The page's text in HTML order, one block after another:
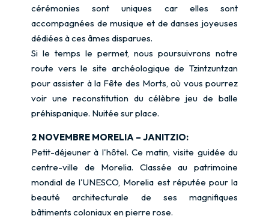
cérémonies sont uniques car elles sont
accompagnées de musique et de danses joyeuses
dédiées à ces âmes disparues.
Si le temps le permet, nous poursuivrons notre
route vers le site archéologique de Tzintzuntzan
pour assister à la Fête des Morts, où vous pourrez
voir une reconstitution du célèbre jeu de balle
préhispanique. Nuitée sur place.
2 NOVEMBRE MORELIA – JANITZIO:
Petit-déjeuner à l'hôtel. Ce matin, visite guidée du
centre-ville de Morelia. Classée au patrimoine
mondial de l'UNESCO, Morelia est réputée pour la
beauté architecturale de ses magnifiques
bâtiments coloniaux en pierre rose.